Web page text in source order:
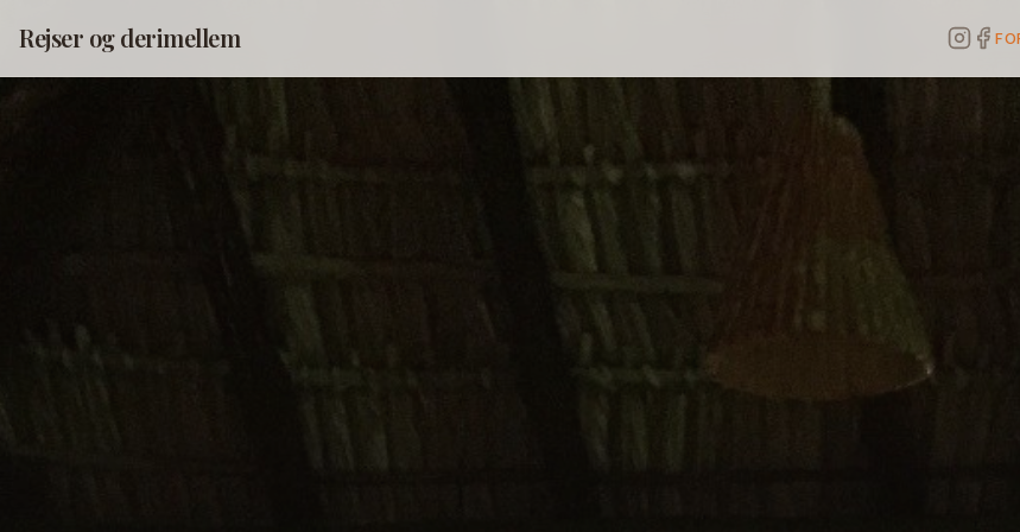
Rejser og derimellem